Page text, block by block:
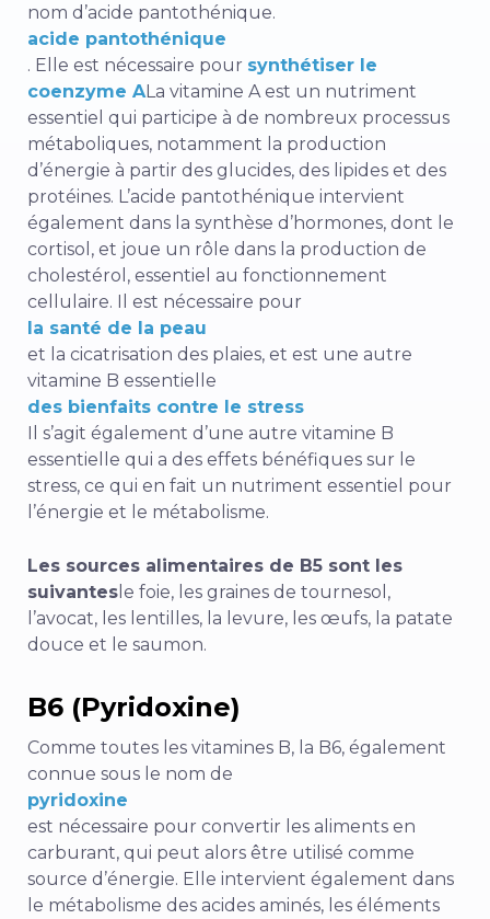
nom d’acide pantothénique.
acide pantothénique
. Elle est nécessaire pour synthétiser le
coenzyme ALa vitamine A est un nutriment
essentiel qui participe à de nombreux processus
métaboliques, notamment la production
d’énergie à partir des glucides, des lipides et des
protéines. L’acide pantothénique intervient
également dans la synthèse d’hormones, dont le
cortisol, et joue un rôle dans la production de
cholestérol, essentiel au fonctionnement
cellulaire. Il est nécessaire pour
la santé de la peau
et la cicatrisation des plaies, et est une autre
vitamine B essentielle
des bienfaits contre le stress
Il s’agit également d’une autre vitamine B
essentielle qui a des effets bénéfiques sur le
stress, ce qui en fait un nutriment essentiel pour
l’énergie et le métabolisme.
Les sources alimentaires de B5 sont les
suivantes le foie, les graines de tournesol,
l’avocat, les lentilles, la levure, les œufs, la patate
douce et le saumon.
B6 (Pyridoxine)
Comme toutes les vitamines B, la B6, également
connue sous le nom de
pyridoxine
est nécessaire pour convertir les aliments en
carburant, qui peut alors être utilisé comme
source d’énergie. Elle intervient également dans
le métabolisme des acides aminés, les éléments